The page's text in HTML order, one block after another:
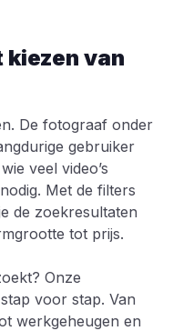
kiezen van
De fotograaf onder
gebruiker
veel video’s
Met de filters
de zoekresultaten
tot prijs.
Onze
voor stap. Van
werkgeheugen en